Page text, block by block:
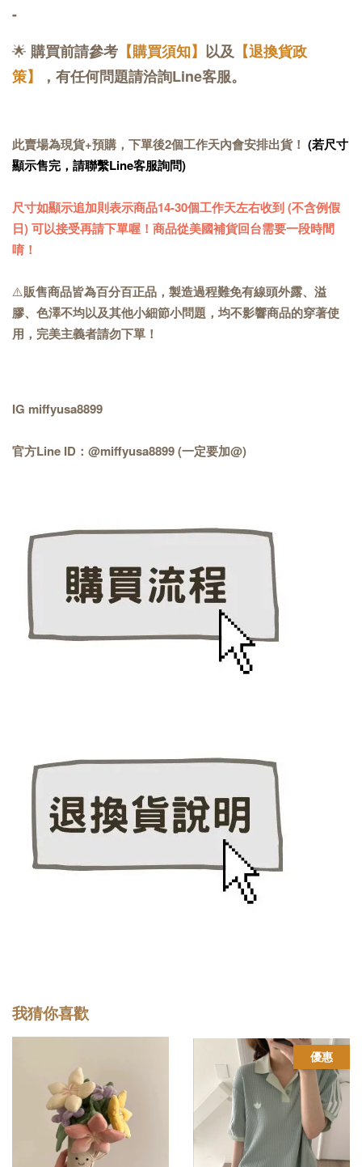
-
🌟 購買前請參考 【購買須知】 以及 【退換貨政
策】
，有任何問題請洽詢Line客服。
此賣場為現貨+預購，下單後2個工作天內會安排出貨！ (若尺寸
顯示售完，請聯繫Line客服詢問)
尺寸如顯示追加則表示商品14-30個工作天左右收到 (不含例假
日) 可以接受再請下單喔！商品從美國補貨回台需要一段時間
唷！
⚠️販售商品皆為百分百正品，製造過程難免有線頭外露、溢
膠、色澤不均以及其他小細節小問題，均不影響商品的穿著使
用，完美主義者請勿下單！
IG miffyusa8899
官方Line ID：@miffyusa8899 (一定要加@)
我猜你喜歡
優惠